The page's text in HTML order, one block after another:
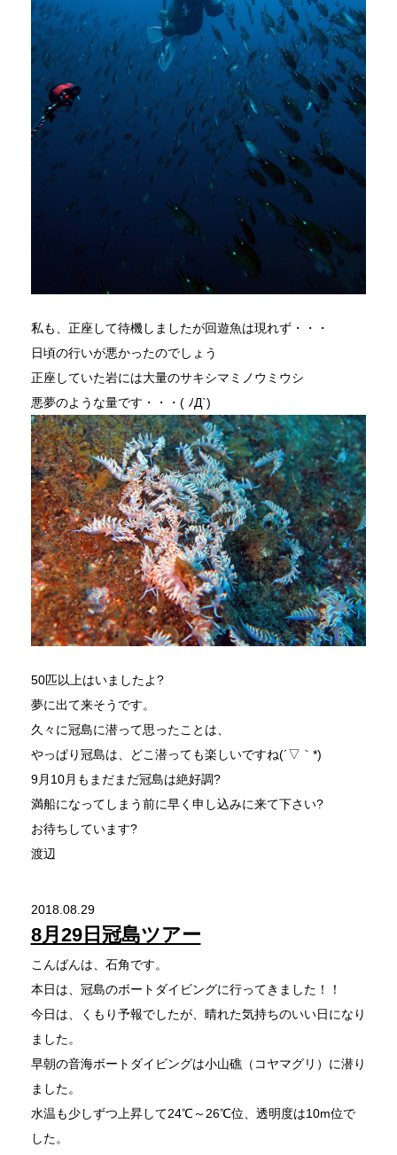
私も、正座して待機しましたが回遊魚は現れず・・・
日頃の行いが悪かったのでしょう
正座していた岩には大量のサキシマミノウミウシ
悪夢のような量です・・・( ﾉД`)
50匹以上はいましたよ?
夢に出て来そうです。
久々に冠島に潜って思ったことは、
やっぱり冠島は、どこ潜っても楽しいですね(´▽｀*)
9月10月もまだまだ冠島は絶好調?
満船になってしまう前に早く申し込みに来て下さい?
お待ちしています?
渡辺
2018.08.29
8月29日冠島ツアー
こんばんは、石角です。
本日は、冠島のボートダイビングに行ってきました！！
今日は、くもり予報でしたが、晴れた気持ちのいい日になり
ました。
早朝の音海ボートダイビングは小山礁（コヤマグリ）に潜り
ました。
水温も少しずつ上昇して24℃～26℃位、透明度は10m位で
した。